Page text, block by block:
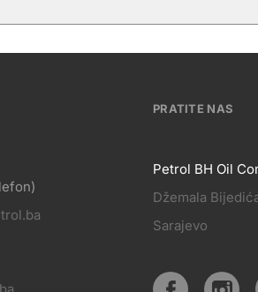
PRATITE NAS
Petrol BH Oil
Džemala
Sarajevo